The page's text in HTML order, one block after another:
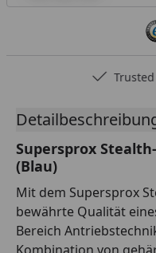
Supersprox
(Blau)
Mit dem Supersprox
bewährte Qualität
Bereich
Kombination von